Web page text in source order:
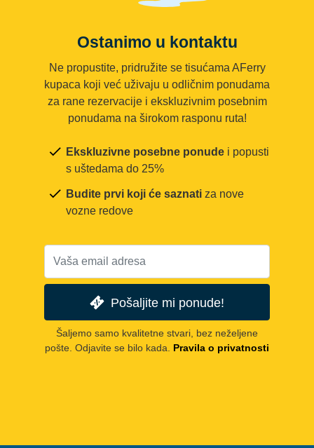
Ostanimo u kontaktu
Ne propustite, pridružite se tisućama AFerry
kupaca koji već uživaju u odličnim ponudama
za rane rezervacije i ekskluzivnim posebnim
ponudama na širokom rasponu ruta!
Ekskluzivne posebne ponude i popusti
s uštedama do 25%
Budite prvi koji će saznati za nove
vozne redove
Pošaljite mi ponude!
Šaljemo samo kvalitetne stvari, bez neželjene
pošte. Odjavite se bilo kada.
Pravila o privatnosti